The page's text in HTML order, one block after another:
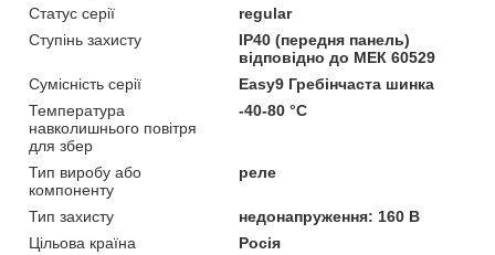
Статус серії
regular
Ступінь захисту
IP40 (передня панель)
відповідно до МЕК 60529
Сумісність серії
Easy9 Гребінчаста шинка
Температура
навколишнього повітря
для збер
-40-80 °C
Тип виробу або
компоненту
реле
Тип захисту
недонапруження: 160 В
Цільова країна
Росія